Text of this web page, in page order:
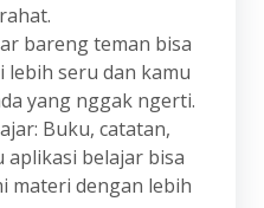
bareng teman bisa
lebih seru dan kamu
yang nggak ngerti.
Buku, catatan,
aplikasi belajar bisa
materi dengan lebih